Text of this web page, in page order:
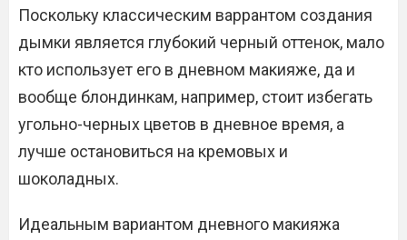
Поскольку классическим варрантом создания
дымки является глубокий черный оттенок, мало
кто использует его в дневном макияже, да и
вообще блондинкам, например, стоит избегать
угольно-черных цветов в дневное время, а
лучше остановиться на кремовых и
шоколадных.
Идеальным вариантом дневного макияжа